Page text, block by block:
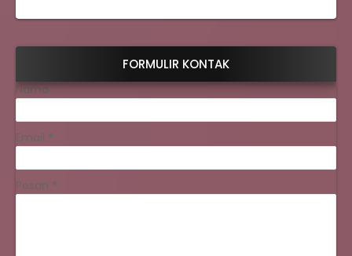
FORMULIR KONTAK
Nama
Email *
Pesan *